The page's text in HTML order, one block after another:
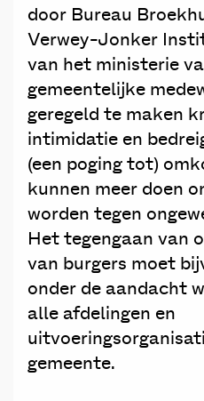
door Bureau
Verwey-Jonker
van het ministerie
gemeentelijke
geregeld te maken
intimidatie en
(een poging tot)
kunnen meer doen
worden tegen
Het tegengaan van
van burgers moet
onder de aandacht
alle afdelingen en
gemeente.